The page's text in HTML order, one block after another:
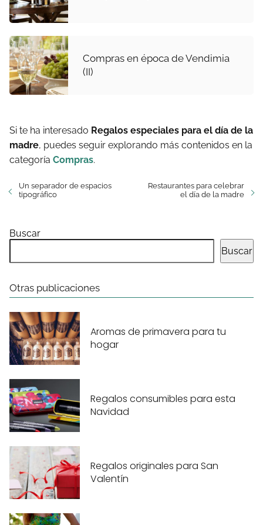
Compras en época de Vendimia
(II)
Si te ha interesado Regalos especiales para el día de la
madre, puedes seguir explorando más contenidos en la
categoría Compras.
Un separador de espacios
tipográfico
Restaurantes para celebrar
el día de la madre
Buscar
Buscar
Otras publicaciones
Aromas de primavera para tu
hogar
Regalos consumibles para esta
Navidad
Regalos originales para San
Valentín